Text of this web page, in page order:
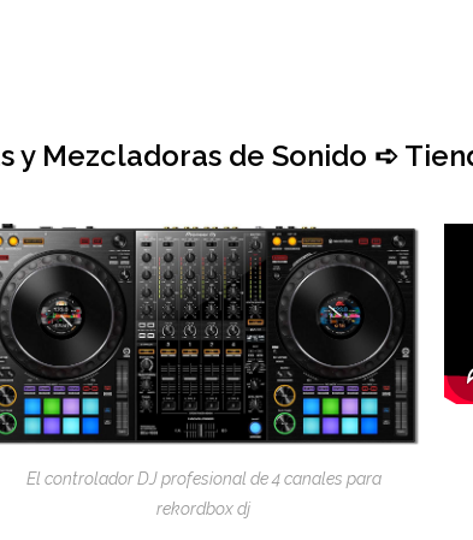
y Mezcladoras de Sonido ➪
El controlador DJ profesional de 4 canales para
rekordbox dj